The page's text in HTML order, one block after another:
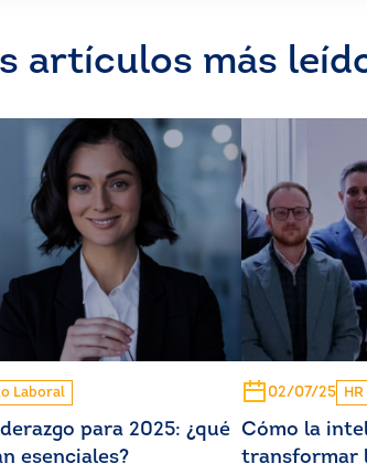
artículos más
Laboral
para 2025: ¿qué
esenciales?
02/07/25
Cómo la
transformar